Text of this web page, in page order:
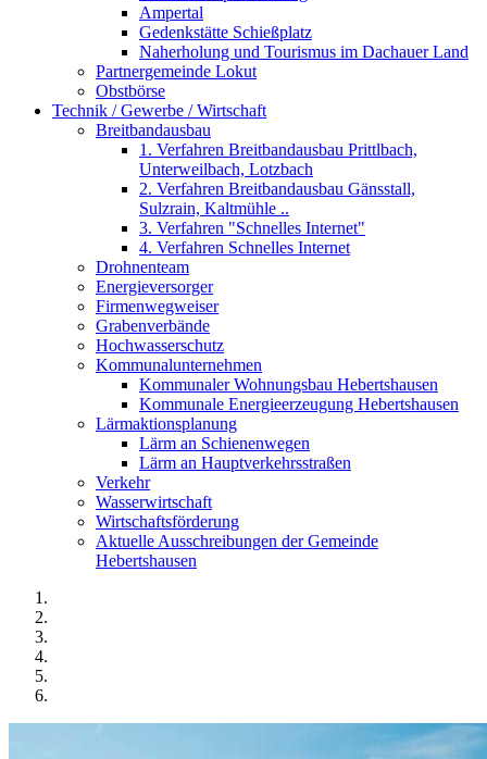
Ampertal
Gedenkstätte Schießplatz
Naherholung und Tourismus im Dachauer Land
Partnergemeinde Lokut
Obstbörse
Technik / Gewerbe / Wirtschaft
Breitbandausbau
1. Verfahren Breitbandausbau Prittlbach,
Unterweilbach, Lotzbach
2. Verfahren Breitbandausbau Gänsstall,
Sulzrain, Kaltmühle ..
3. Verfahren "Schnelles Internet"
4. Verfahren Schnelles Internet
Drohnenteam
Energieversorger
Firmenwegweiser
Grabenverbände
Hochwasserschutz
Kommunalunternehmen
Kommunaler Wohnungsbau Hebertshausen
Kommunale Energieerzeugung Hebertshausen
Lärmaktionsplanung
Lärm an Schienenwegen
Lärm an Hauptverkehrsstraßen
Verkehr
Wasserwirtschaft
Wirtschaftsförderung
Aktuelle Ausschreibungen der Gemeinde
Hebertshausen